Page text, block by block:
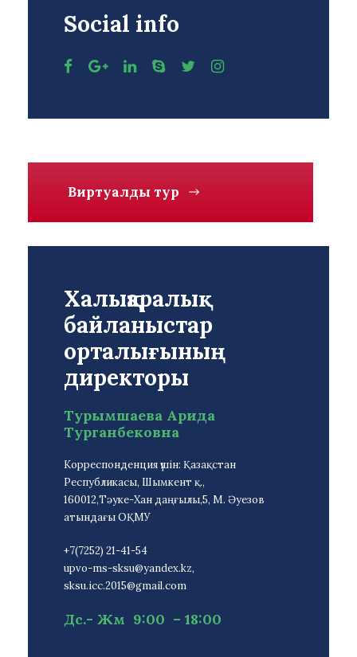
Social info
Виртуалды тур
Халықаралық
байланыстар
орталығының
директоры
Турымшаева Арида
Турганбековна
Корреспонденция үшін: Қазақстан
Республикасы, Шымкент қ.,
160012,Тәуке-Хан даңғылы,5, М. Әуезов
атындағы ОҚМУ
+7(7252) 21-41-54
upvo-ms-sksu@yandex.kz,
sksu.icc.2015@gmail.com
Дс.- Жм 9:00 – 18:00